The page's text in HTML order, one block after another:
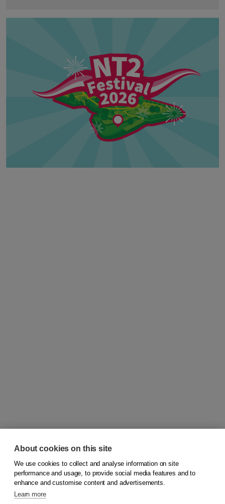
© 2026Koninklijke Boom uitgevers
About cookies on this site
We use cookies to collect and analyse information on site
performance and usage, to provide social media features and to
enhance and customise content and advertisements.
Learn more